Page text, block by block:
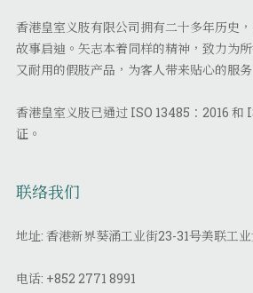
香港皇室义肢有限公司拥有二十多年历史
故事启迪。矢志本着同样的精神，致力为
又耐用的假肢产品，为客人带来贴心的服务
香港皇室义肢已通过 ISO 13485：2016 和
证。
联络我们
地址: 香港新界葵涌工业街23-31号美联工
电话: +852 2771 8991